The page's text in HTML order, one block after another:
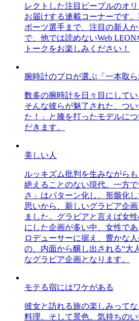
レクトした注目ピープルのオ
お届けする連載コーナーです
ポーツ選手まで、注目の新人
で、他では読めないWeb
トークをお楽しみください！
腕時計のプロが選ぶ「一本取ら
数多の腕時計を日々目にしてい
そんな彼らが魅了された、つ
た！」と膝を打ったモデルに
だきます。
美しい人
ルッキズム批判を生みながら
絶えることのない現代。一方
さ」はパターン化し、形骸化
思いから、新しいグラビア企
ました。グラビアと言えば女
にした企画が多い中、女性で
ロデューサーに据え、豊かな
の、内面から醸し出される“大
なグラビア企画となります。
モテる宿にはワケがある
彼女と訪れる旅の楽しみって
料理、そして景色。気持ちの